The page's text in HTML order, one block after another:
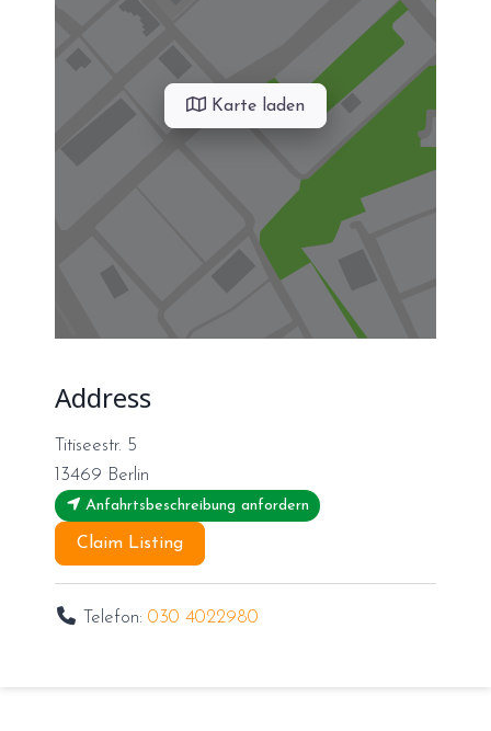
Karte laden
Address
Titiseestr. 5
13469 Berlin
Anfahrtsbeschreibung anfordern
Claim Listing
Telefon:030 4022980